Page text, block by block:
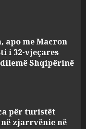
apo me Macron
i 32-vjeçares
Shqipërinë
për turistët
zjarrvënie në